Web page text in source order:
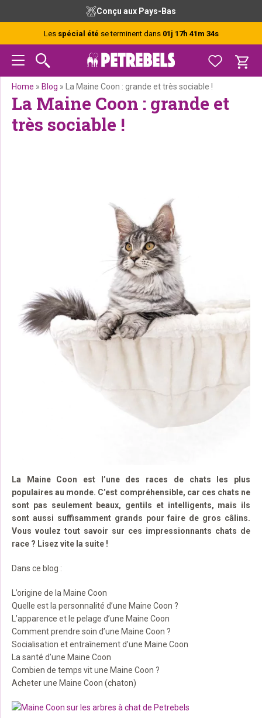
navigation
principale
principal
barre
latérale
principale
de
page
Conseils gratuits de nos experts
Les spécial été se terminent dans 01j 17h 41m 33s
Home » Blog » La Maine Coon : grande et très sociable !
La Maine Coon : grande et
très sociable !
La Maine Coon est l’une des races de chats les plus
populaires au monde. C’est compréhensible, car ces chats ne
sont pas seulement beaux, gentils et intelligents, mais ils
sont aussi suffisamment grands pour faire de gros câlins.
Vous voulez tout savoir sur ces impressionnants chats de
race ? Lisez vite la suite !
Dans ce blog :
L’origine de la Maine Coon
Quelle est la personnalité d’une Maine Coon ?
L’apparence et le pelage d’une Maine Coon
Comment prendre soin d’une Maine Coon ?
Socialisation et entraînement d’une Maine Coon
La santé d’une Maine Coon
Combien de temps vit une Maine Coon ?
Acheter une Maine Coon (chaton)